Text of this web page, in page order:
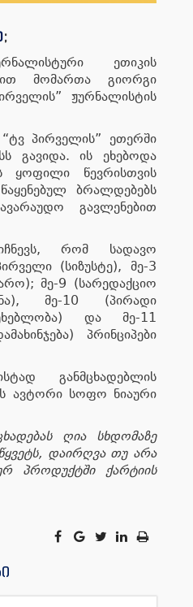
;
ეთიკის
მომართა გიორგი
ჟურნალისტის
პირველის” ეთერში
გავიდა. ის ეხებოდა
ყოფილი წევრისთვის
ბრალდებებს
გავლენებით
რომ სადავო
(სიზუსტე), მე-3
მე-9 (სარედაქციო
მე-10 (პირადი
და მე-11
პრინციპები
განმცხადებლის
ავტორი სოფო ნიაური
ღია სხდომაზე
დაირღვა თუ არა
პროდუქტში ქარტიის